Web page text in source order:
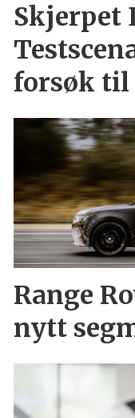
Skjerpet
forsøk til
Range
nytt